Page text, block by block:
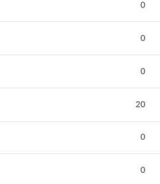
0
0
0
20
0
0